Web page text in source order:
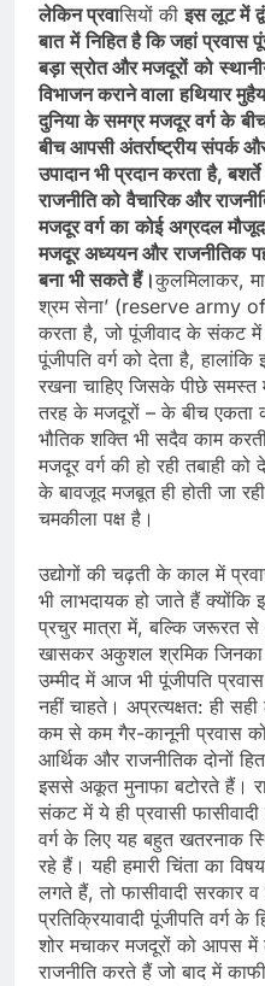
लेकिनप्रवासियों कीइसलूटमें
बात में निहितहैकिजहांप्रवास
बड़ास्रोतऔरमजदूरों को
विभाजनकरानेवाला हथियार
दुनियाकेसमग्रमजदूरवर्ग के
बीचआपसीअंतर्राष्‍ट्रीयसंपर्क
उपादानभीप्रदानकरता है,बशर्ते
राजनीतिको वैचारिकऔर
मजदूरवर्ग का कोई अग्रदल
मजदूरअध्‍ययनऔर राजनीतिक
बनाभीसकतेहैं।कुलमिलाकर,
श्रम सेना’ (reserve army
करता है, जो पूंजीवाद के संकट
पूंजीपति वर्ग को देता है, हालांकि
रखना चाहिए जिसके पीछे समस्‍त
तरह के मजदूरों – के बीच एकता
भौतिक शक्ति भी सदैव काम
मजदूर वर्ग की हो रही तबाही
के बावजूद मजबूत ही होती जा
चमकीला पक्ष है।
उद्योगों की चढ़ती के काल में
भी लाभदायक हो जाते हैं क्‍योंकि
प्रचुर मात्रा में, बल्कि जरूरत
खासकर अकुशल श्रमि‍क जिनका
उम्‍मीद में आज भी पूंजीपति
नहीं चाहते। अप्रत्‍यक्षत: ही
कम से कम गैर-कानूनी प्रवास
आर्थिक और राजनीतिक दोनों
इससे अकूत मुनाफा बटोरते हैं।
संकट में ये ही प्रवासी
वर्ग के लिए यह बहुत खतरनाक
रहे हैं। यही हमारी चिंता का
लगते हैं, तो फासीवादी सरकार व
प्रतिक्रियावादी पूंजीपति वर्ग
शोर मचाकर मजदूरों को आपस
राजनीति करते हैं जो बाद में